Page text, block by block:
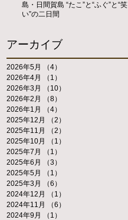
島・日間賀島 “たこ”と“ふぐ”と“笑
い”の二日間
アーカイブ
2026年5月 （4）
2026年4月
（1）
2026年3月
（10）
2026年2月
（8）
2026年1月
（4）
2025年12月
（2）
2025年11月
（2）
2025年10月
（1）
2025年7月
（1）
2025年6月
（3）
2025年5月
（1）
2025年3月
（6）
2024年12月
（1）
2024年11月
（6）
2024年9月
（1）